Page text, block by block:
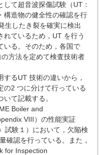
て超音波探傷試験（UT：
構造物の健全性の確認を行
生したき裂を確実に検出
れているため，UT を行う
いる。そのため，各国で
方法を定めて検査技術者
るUT 技術の違いから，
の2 つに分けて行っている
て記載する。
Boiler and
VIII）の性能実証
試験１）において，欠陥検
確認を行っている。また，
for Inspection